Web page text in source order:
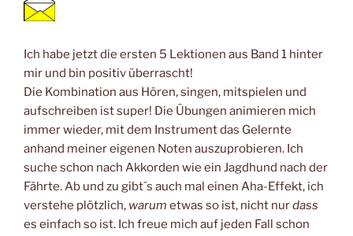
Ich habe jetzt die ersten 5 Lektionen aus Band 1 hinter
mir und bin positiv überrascht!
Die Kombination aus Hören, singen, mitspielen und
aufschreiben ist super! Die Übungen animieren mich
immer wieder, mit dem Instrument das Gelernte
anhand meiner eigenen Noten auszuprobieren. Ich
suche schon nach Akkorden wie ein Jagdhund nach der
Fährte. Ab und zu gibt´s auch mal einen Aha-Effekt, ich
verstehe plötzlich, warum etwas so ist, nicht nurdass
es einfach so ist. Ich freue mich auf jeden Fall schon